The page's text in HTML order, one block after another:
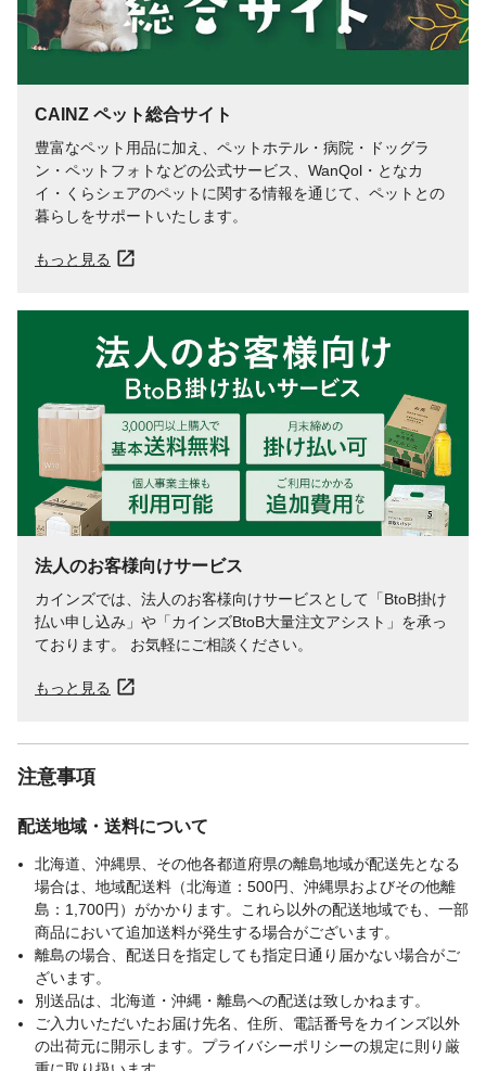
CAINZ ペット総合サイト
豊富なペット用品に加え、ペットホテル・病院・ドッグラ
ン・ペットフォトなどの公式サービス、WanQol・となカ
イ・くらシェアのペットに関する情報を通じて、ペットとの
暮らしをサポートいたします。
もっと見る
法人のお客様向けサービス
カインズでは、法人のお客様向けサービスとして「BtoB掛け
払い申し込み」や「カインズBtoB大量注文アシスト」を承っ
ております。 お気軽にご相談ください。
もっと見る
注意事項
配送地域・送料について
北海道、沖縄県、その他各都道府県の離島地域が配送先となる
場合は、地域配送料（北海道：500円、沖縄県およびその他離
島：1,700円）がかかります。これら以外の配送地域でも、一部
商品において追加送料が発生する場合がございます。
離島の場合、配送日を指定しても指定日通り届かない場合がご
ざいます。
別送品は、北海道・沖縄・離島への配送は致しかねます。
ご入力いただいたお届け先名、住所、電話番号をカインズ以外
の出荷元に開示します。プライバシーポリシーの規定に則り厳